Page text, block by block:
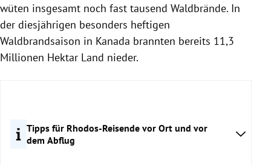
wüten insgesamt noch fast tausend Waldbrände. In
der diesjährigen besonders heftigen
Waldbrandsaison in Kanada brannten bereits 11,3
Millionen Hektar Land nieder.
Tipps für Rhodos-Reisende vor Ort und vor
dem Abflug